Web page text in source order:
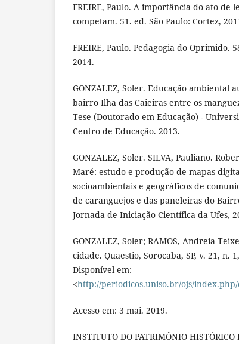
FREIRE, Paulo. A importância do ato de
competam. 51. ed. São Paulo: Cortez,
FREIRE, Paulo. Pedagogia do Oprimido.
2014.
GONZALEZ, Soler. Educação ambiental
bairro Ilha das Caieiras entre os
Tese (Doutorado em Educação) -
Centro de Educação. 2013.
GONZALEZ, Soler. SILVA, Pauliano.
Maré: estudo e produção de mapas
socioambientais e geográficos de
de caranguejos e das paneleiras do
Jornada de Iniciação Científica da Ufes,
GONZALEZ, Soler; RAMOS, Andreia
cidade. Quaestio, Sorocaba, SP, v. 21, n.
Disponível em:
<http://periodicos.uniso.br/ojs/
Acesso em: 3 mai. 2019.
INSTITUTO DO PATRIMÔNIO